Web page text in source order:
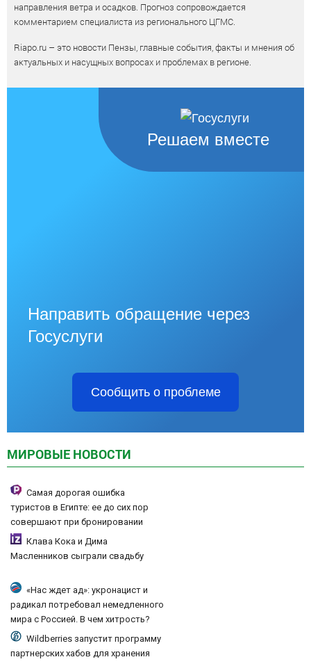
направления ветра и осадков. Прогноз сопровождается
комментарием специалиста из регионального ЦГМС.
Riapo.ru – это новости Пензы, главные события, факты и мнения об
актуальных и насущных вопросах и проблемах в регионе.
Решаем вместе
Направить обращение через
Госуслуги
Сообщить о проблеме
МИРОВЫЕ НОВОСТИ
Самая дорогая ошибка
туристов в Египте: ее до сих пор
совершают при бронировании
Клава Кока и Дима
Масленников сыграли свадьбу
«Нас ждет ад»: укронацист и
радикал потребовал немедленного
мира с Россией. В чем хитрость?
Wildberries запустит программу
партнерских хабов для хранения